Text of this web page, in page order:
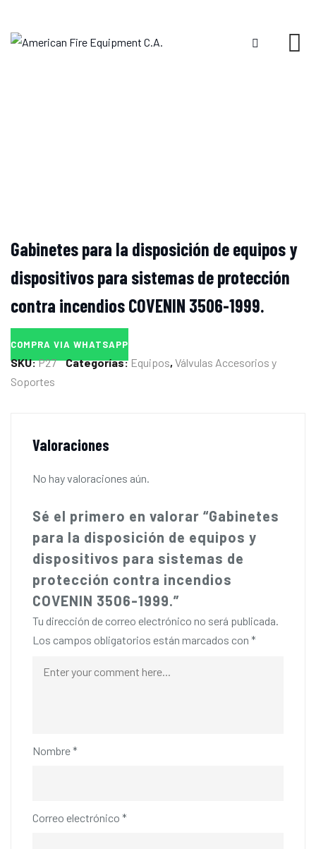
content
Gabinetes para la disposición de equipos y
dispositivos para sistemas de protección
contra incendios COVENIN 3506-1999.
COMPRA VIA WHATSAPP
SKU:P27 Categorías: Equipos, Válvulas Accesorios y
Soportes
Valoraciones
No hay valoraciones aún.
Sé el primero en valorar “Gabinetes
para la disposición de equipos y
dispositivos para sistemas de
protección contra incendios
COVENIN 3506-1999.”
Tu dirección de correo electrónico no será publicada.
Los campos obligatorios están marcados con *
Nombre*
Correo electrónico *